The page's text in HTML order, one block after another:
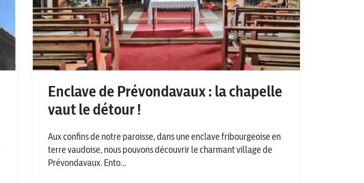
Enclave de Prévondavaux : la chapelle
vaut le détour !
Aux confins de notre paroisse, dans une enclave fribourgeoise en
terre vaudoise, nous pouvons découvrir le charmant village de
Prévondavaux. Ento...